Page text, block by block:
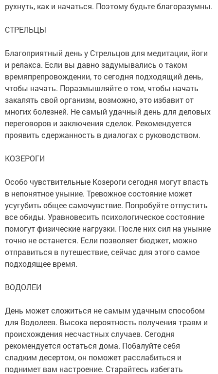
рухнуть, как и начаться. Поэтому будьте благоразумны.
СТРЕЛЬЦЫ
Благоприятный день у Стрельцов для медитации, йоги
и релакса. Если вы давно задумывались о таком
времяпрепровождении, то сегодня подходящий день,
чтобы начать. Поразмышляйте о том, чтобы начать
закалять свой организм, возможно, это избавит от
многих болезней. Не самый удачный день для деловых
переговоров и заключения сделок. Рекомендуется
проявить сдержанность в диалогах с руководством.
КОЗЕРОГИ
Особо чувствительные Козероги сегодня могут впасть
в непонятное уныние. Тревожное состояние может
усугубить общее самочувствие. Попробуйте отпустить
все обиды. Уравновесить психологическое состояние
помогут физические нагрузки. После них сил на уныние
точно не останется. Если позволяет бюджет, можно
отправиться в путешествие, сейчас для этого самое
подходящее время.
ВОДОЛЕИ
День может сложиться не самым удачным способом
для Водолеев. Высока вероятность получения травм и
происхождения несчастных случаев. Сегодня
рекомендуется остаться дома. Побалуйте себя
сладким десертом, он поможет расслабиться и
поднимет вам настроение. Старайтесь избегать